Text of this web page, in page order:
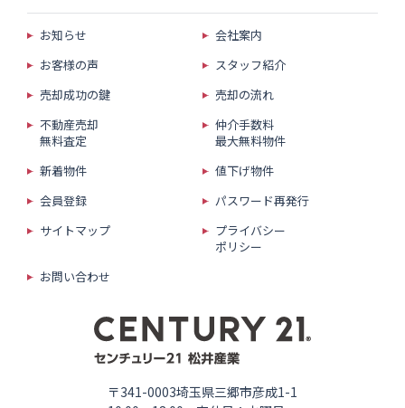
お知らせ
会社案内
お客様の声
スタッフ紹介
売却成功の鍵
売却の流れ
不動産売却
無料査定
仲介手数料
最大無料物件
新着物件
値下げ物件
会員登録
パスワード再発行
サイトマップ
プライバシー
ポリシー
お問い合わせ
〒341-0003埼玉県三郷市彦成1-1